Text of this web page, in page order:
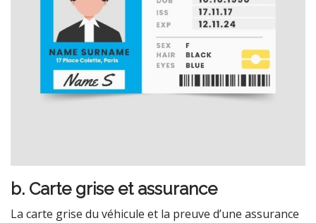
b. Carte grise et assurance
La carte grise du véhicule et la preuve d’une assurance